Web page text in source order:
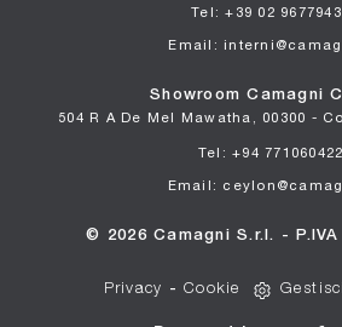
Tel: +39 02
Email:
Showroom Camagni
504 R A De Mel Mawatha, 00300 -
Tel: +94 771060422
Email:
© 2026 Camagni S.r.l. - P.IVA
Privacy -Cookie